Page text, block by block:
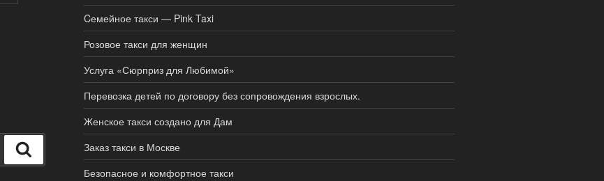
Cемейное такси — Pink Taxi
Розовое такси для женщин
Услуга «Сюрприз для Любимой»
Перевозка детей по договору без сопровождения взрослых.
Женское такси создано для Дам
Заказ такси в Москве
Безопасное и комфортное такси